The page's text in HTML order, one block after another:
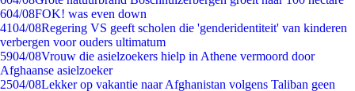
604/08FOK! was even down
4104/08Regering VS geeft scholen die 'genderidentiteit' van kinderen
verbergen voor ouders ultimatum
5904/08Vrouw die asielzoekers hielp in Athene vermoord door
Afghaanse asielzoeker
2504/08Lekker op vakantie naar Afghanistan volgens Taliban geen